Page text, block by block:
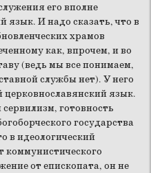
его вполне
язык. И надо сказать, что в
храмов
как, впрочем, и во
(ведь мы все понимаем,
службы нет). У него
церковнославянский язык.
готовность
государства
в идеологический
коммунистического
от епископата, он не